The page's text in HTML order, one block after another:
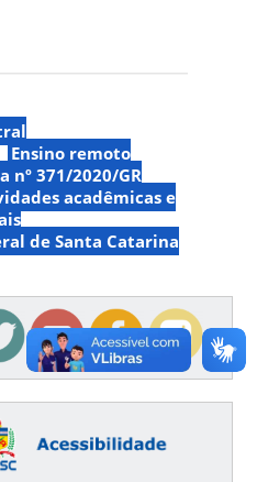
Ensino remoto
371/2020/GR
acadêmicas e
de Santa Catarina